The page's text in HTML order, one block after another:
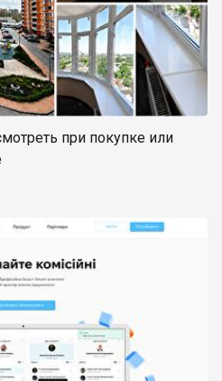
при покупке или